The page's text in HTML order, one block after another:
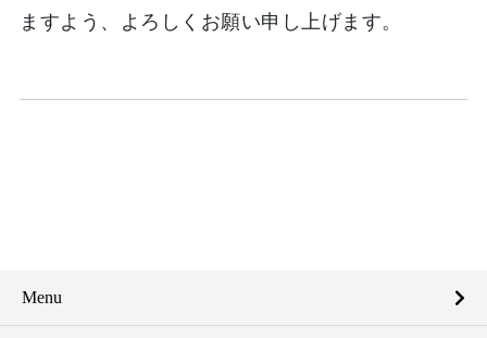
ますよう、よろしくお願い申し上げます。
Menu